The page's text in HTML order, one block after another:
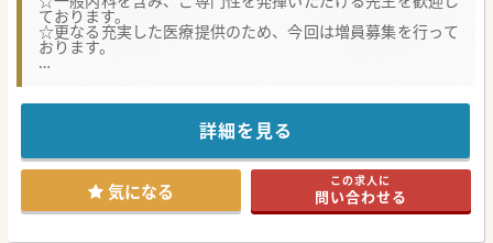
ております。
☆更なる充実した医療提供のため、今回は増員募集を行って
おります。
急性期、回復期、在宅医療、介護はもちろん、健康増進のた
めの取り組みにも力を入れております。
当直回数などによっては年収2,000万円前後の収入も可能で
す。
県外からご転居をご希望の先生も歓迎しております。
ご興味ございましたらお気軽にお問い合わせください。
#秋入職可
詳細を見る
気になる この求人に
問い合わせる